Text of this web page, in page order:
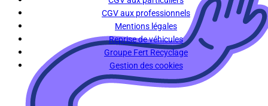
CGV aux professionnels
Mentions légales
Reprise de véhicules
Groupe Fert Recyclage
Gestion des cookies